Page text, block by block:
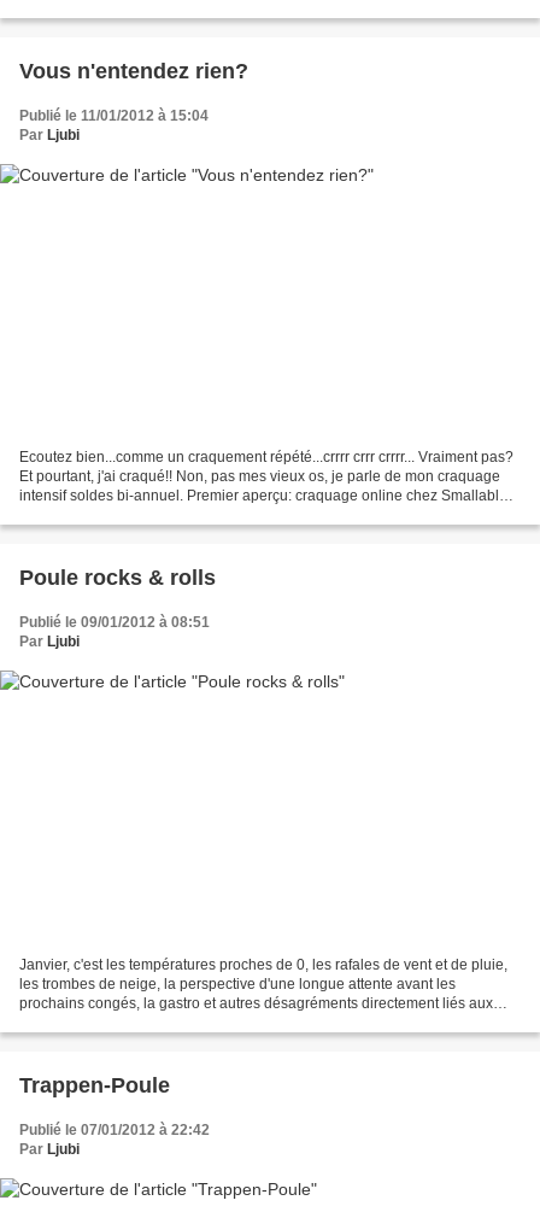
Vous n'entendez rien?
Publié le 11/01/2012 à 15:04
Par Ljubi
Ecoutez bien...comme un craquement répété...crrrr crrr crrrr... Vraiment pas?
Et pourtant, j'ai craqué!! Non, pas mes vieux os, je parle de mon craquage
intensif soldes bi-annuel. Premier aperçu: craquage online chez Smallable .
Poule rocks & rolls
Publié le 09/01/2012 à 08:51
Par Ljubi
Janvier, c'est les températures proches de 0, les rafales de vent et de pluie,
les trombes de neige, la perspective d'une longue attente avant les
prochains congés, la gastro et autres désagréments directement liés aux
Trappen-Poule
Publié le 07/01/2012 à 22:42
Par Ljubi